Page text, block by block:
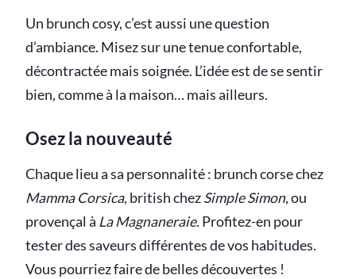
Un brunch cosy, c’est aussi une question
d’ambiance. Misez sur une tenue confortable,
décontractée mais soignée. L’idée est de se sentir
bien, comme à la maison… mais ailleurs.
Osez la nouveauté
Chaque lieu a sa personnalité : brunch corse chez
Mamma Corsica, british chezSimple Simon, ou
provençal à La Magnaneraie. Profitez-en pour
tester des saveurs différentes de vos habitudes.
Vous pourriez faire de belles découvertes !